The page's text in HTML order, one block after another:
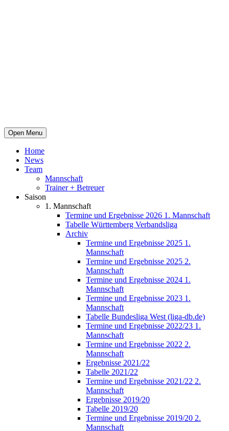
Open Menu
Home
News
Team
Mannschaft
Trainer + Betreuer
Saison
1. Mannschaft
Termine und Ergebnisse 2026 1. Mannschaft
Tabelle Württemberg Verbandsliga
Archiv
Termine und Ergebnisse 2025 1.
Mannschaft
Termine und Ergebnisse 2025 2.
Mannschaft
Termine und Ergebnisse 2024 1.
Mannschaft
Termine und Ergebnisse 2023 1.
Mannschaft
Tabelle Bundesliga West (liga-db.de)
Termine und Ergebnisse 2022/23 1.
Mannschaft
Termine und Ergebnisse 2022 2.
Mannschaft
Ergebnisse 2021/22
Tabelle 2021/22
Termine und Ergebnisse 2021/22 2.
Mannschaft
Ergebnisse 2019/20
Tabelle 2019/20
Termine und Ergebnisse 2019/20 2.
Mannschaft